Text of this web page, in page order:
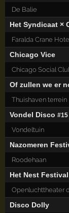
De Balie
Het Syndicaat ×
Faralda Crane
Chicago Vice
Chicago Social
Of zullen we er
Thuishaven terrein
Vondel Disco #15
Vondeltuin
Nazomeren
Roodehaan
Het Nest Festival
Openluchttheater
Disco Dolly